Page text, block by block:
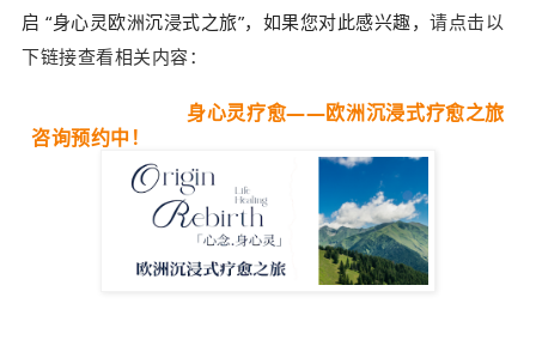
启“身心灵欧洲沉浸式之旅”， 如果您对此感兴趣，请点击以
下链接查看相关内容：
身心灵疗愈——欧洲沉浸式疗愈之旅
咨询预约中！